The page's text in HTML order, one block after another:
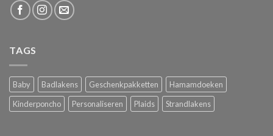
TAGS
Baby Badlakens Geschenkpakketten
Hamamdoeken
Kinderponcho
Personaliseren Plaids Strandlakens